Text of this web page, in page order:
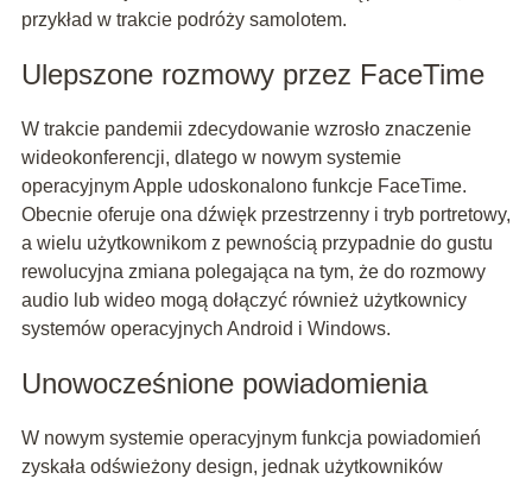
przykład w trakcie podróży samolotem.
Ulepszone rozmowy przez FaceTime
W trakcie pandemii zdecydowanie wzrosło znaczenie
wideokonferencji, dlatego w nowym systemie
operacyjnym Apple udoskonalono funkcje FaceTime.
Obecnie oferuje ona dźwięk przestrzenny i tryb portretowy,
a wielu użytkownikom z pewnością przypadnie do gustu
rewolucyjna zmiana polegająca na tym, że do rozmowy
audio lub wideo mogą dołączyć również użytkownicy
systemów operacyjnych Android i Windows.
Unowocześnione powiadomienia
W nowym systemie operacyjnym funkcja powiadomień
zyskała odświeżony design, jednak użytkowników